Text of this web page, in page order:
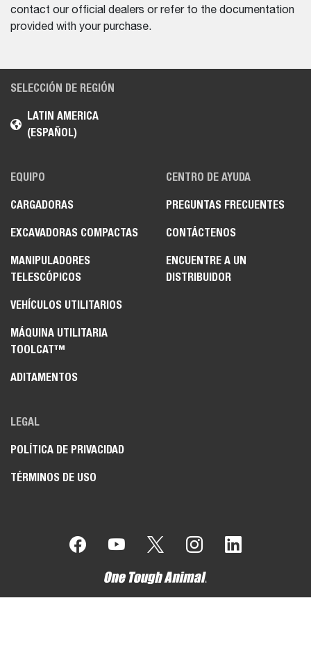
contact our official dealers or refer to the documentation
provided with your purchase.
SELECCIÓN DE REGIÓN
LATIN AMERICA
(ESPAÑOL)
EQUIPO
CARGADORAS
EXCAVADORAS COMPACTAS
MANIPULADORES
TELESCÓPICOS
VEHÍCULOS UTILITARIOS
MÁQUINA UTILITARIA
TOOLCAT™
ADITAMENTOS
CENTRO DE AYUDA
PREGUNTAS FRECUENTES
CONTÁCTENOS
ENCUENTRE A UN
DISTRIBUIDOR
LEGAL
POLÍTICA DE PRIVACIDAD
TÉRMINOS DE USO